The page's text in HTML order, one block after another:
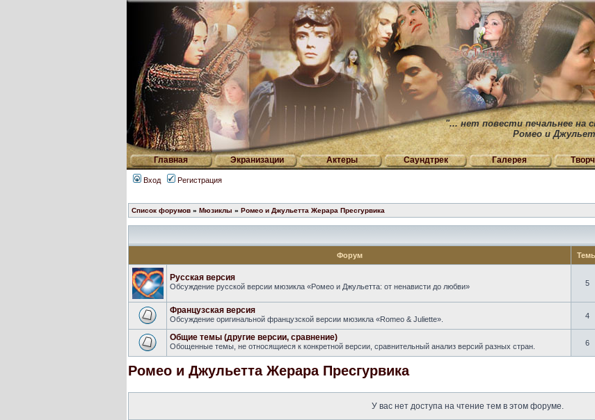
"... нет повести печальнее на
Ромео и
Главная Экранизации Актеры Саундтрек Галерея
Вход Регистрация
Список форумов » Мюзиклы » Ромео и Джульетта Жерара Пресгурвика
Форум
Русская версия
Обсуждение русской версии мюзикла «Ромео и Джульетта: от ненависти до любви» 5
Французская версия
Обсуждение оригинальной французской версии мюзикла «Romeo & Juliette». 4
Общие темы (другие версии, сравнение)
Обощенные темы, не относящиеся к конкретной версии, сравнительный анализ версий разных стран. 6
Ромео и Джульетта Жерара Пресгурвика
У вас нет доступа на чтение тем в этом форуме.